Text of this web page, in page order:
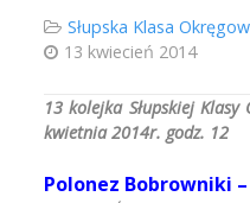
Słupska Klasa
13 kwiecień 2014
13 kolejka Słupskiej
kwietnia 2014r. godz. 12
Polonez Bobrowniki